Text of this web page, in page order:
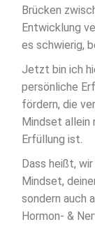
Brücken
Entwicklung
es schwierig,
Jetzt bin ich
persönliche
fördern, die
Mindset allein
Erfüllung ist.
Dass heißt,
Mindset,
sondern auch
Hormon- &